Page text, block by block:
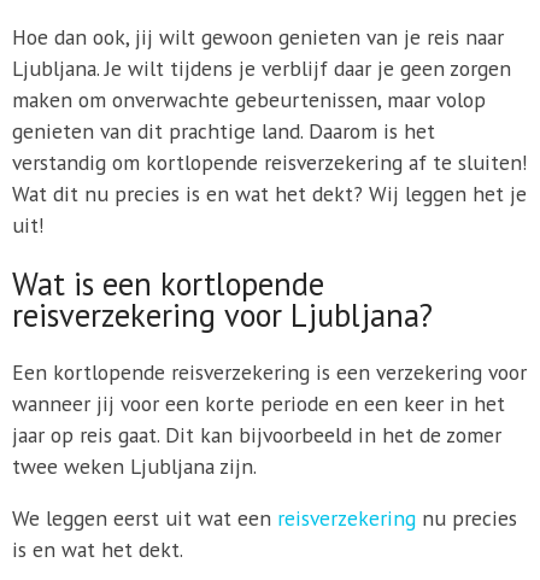
Hoe dan ook, jij wilt gewoon genieten van je reis naar
Ljubljana. Je wilt tijdens je verblijf daar je geen zorgen
maken om onverwachte gebeurtenissen, maar volop
genieten van dit prachtige land. Daarom is het
verstandig om kortlopende reisverzekering af te sluiten!
Wat dit nu precies is en wat het dekt? Wij leggen het je
uit!
Wat is een kortlopende
reisverzekering voor Ljubljana?
Een kortlopende reisverzekering is een verzekering voor
wanneer jij voor een korte periode en een keer in het
jaar op reis gaat. Dit kan bijvoorbeeld in het de zomer
twee weken Ljubljana zijn.
We leggen eerst uit wat een reisverzekeringnu precies
is en wat het dekt.